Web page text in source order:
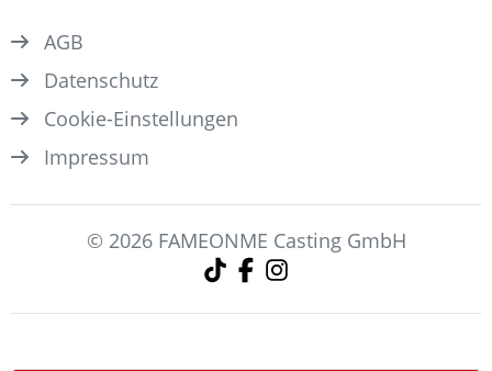
AGB
Datenschutz
Cookie-Einstellungen
Impressum
© 2026 FAMEONME Casting GmbH